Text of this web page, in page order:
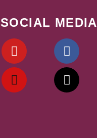
SOCIAL MEDIA